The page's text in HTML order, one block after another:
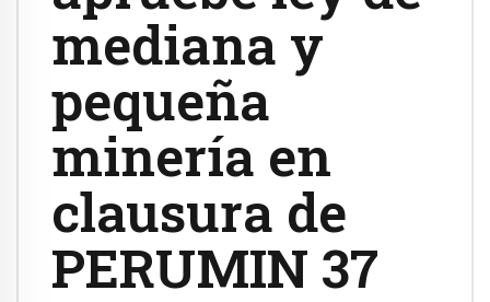
mediana y
pequeña
minería en
clausura de
PERUMIN 37